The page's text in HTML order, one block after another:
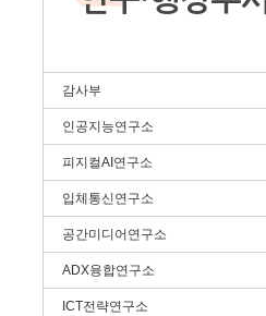
감사부
인공지능연구소
피지컬AI연구소
입체통신연구소
공간미디어연구소
ADX융합연구소
ICT전략연구소